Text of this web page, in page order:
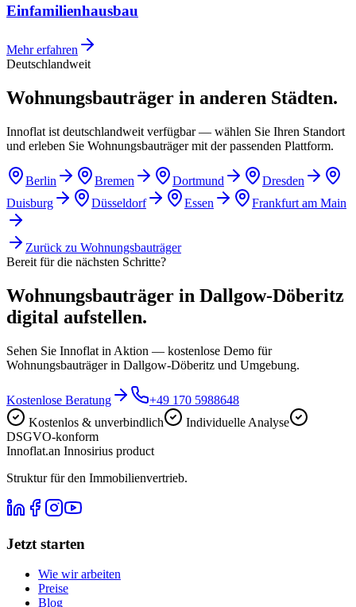
Einfamilienhausbau
Mehr erfahren
Deutschlandweit
Wohnungsbauträger in anderen Städten.
Innoflat ist deutschlandweit verfügbar — wählen Sie Ihren Standort
und erleben Sie Wohnungsbauträger mit der passenden Plattform.
Berlin Bremen Dortmund
Dresden
Duisburg
Düsseldorf Essen Frankfurt am Main
Zurück zu Wohnungsbauträger
Bereit für die nächsten Schritte?
Wohnungsbauträger in Dallgow-Döberitz
digital aufstellen.
Sehen Sie Innoflat in Aktion — kostenlose Demo für
Wohnungsbauträger in Dallgow-Döberitz und Umgebung.
Kostenlose Beratung
+49 170 5988648
Kostenlos & unverbindlich
Individuelle Analyse
DSGVO-konform
Innoflat.an Innosirius product
Struktur für den Immobilienvertrieb.
Jetzt starten
Wie wir arbeiten
Preise
Blog